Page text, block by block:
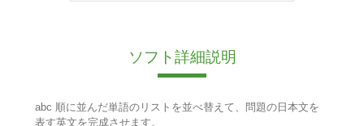
ソフト詳細説明
abc 順に並んだ単語のリストを並べ替えて、問題の日本文を
表す英文を完成させます。